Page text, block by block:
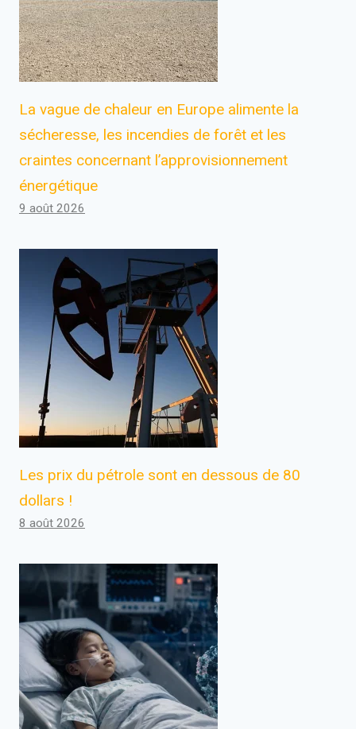
La vague de chaleur en Europe alimente la
sécheresse, les incendies de forêt et les
craintes concernant l’approvisionnement
énergétique
9 août 2026
Les prix du pétrole sont en dessous de 80
dollars !
8 août 2026